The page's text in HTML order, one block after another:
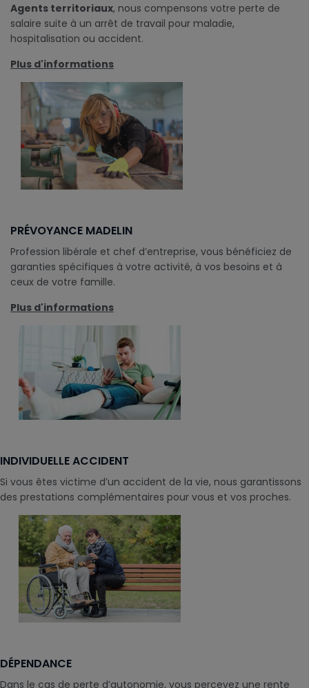
Agents territoriaux, nous compensons votre perte de
salaire suite à un arrêt de travail pour maladie,
hospitalisation ou accident.
Plus d'informations
PRÉVOYANCE MADELIN
Profession libérale et chef d’entreprise, vous bénéficiez de
garanties spécifiques à votre activité, à vos besoins et à
ceux de votre famille.
Plus d'informations
INDIVIDUELLE ACCIDENT
Si vous êtes victime d’un accident de la vie, nous garantissons
des prestations complémentaires pour vous et vos proches.
DÉPENDANCE
Dans le cas de perte d’autonomie, vous percevez une rente